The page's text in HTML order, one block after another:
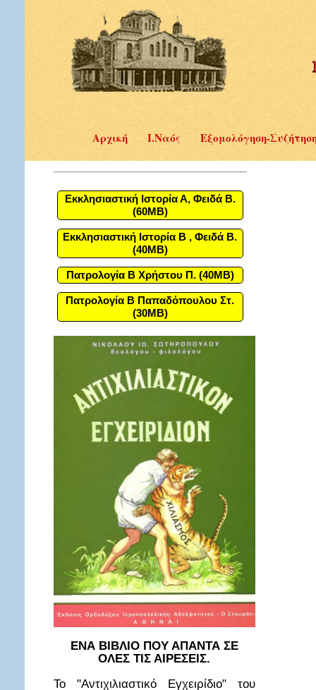
Αρχική Ι.Ναός Εξομολόγηση-
Εκκλησιαστική Ιστορία Α, Φειδά Β.
(60MB)
Εκκλησιαστική Ιστορία Β , Φειδά Β.
(40MB)
Πατρολογία Β Χρήστου Π. (40MB)
Πατρολογία Β Παπαδόπουλου Στ.
(30MB)
ΕΝΑ ΒΙΒΛΙΟ ΠΟΥ ΑΠΑΝΤΑ ΣΕ
ΟΛΕΣ ΤΙΣ ΑΙΡΕΣΕΙΣ.
Το "Αντιχιλιαστικό Εγχειρίδιο" του